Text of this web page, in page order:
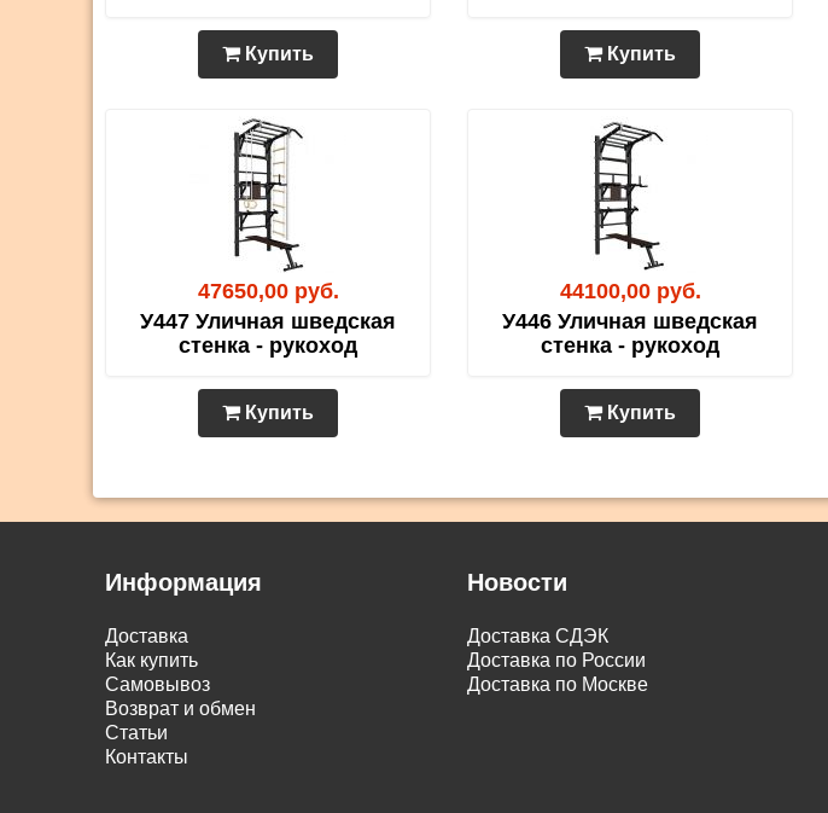
Купить Купить
47650,00 руб.
У447 Уличная шведская
стенка - рукоход
Купить
44100,00 руб.
У446 Уличная шведская
стенка - рукоход
Купить
Информация
Доставка
Как купить
Самовывоз
Возврат и обмен
Статьи
Контакты
Новости
Доставка СДЭК
Доставка по России
Доставка по Москве